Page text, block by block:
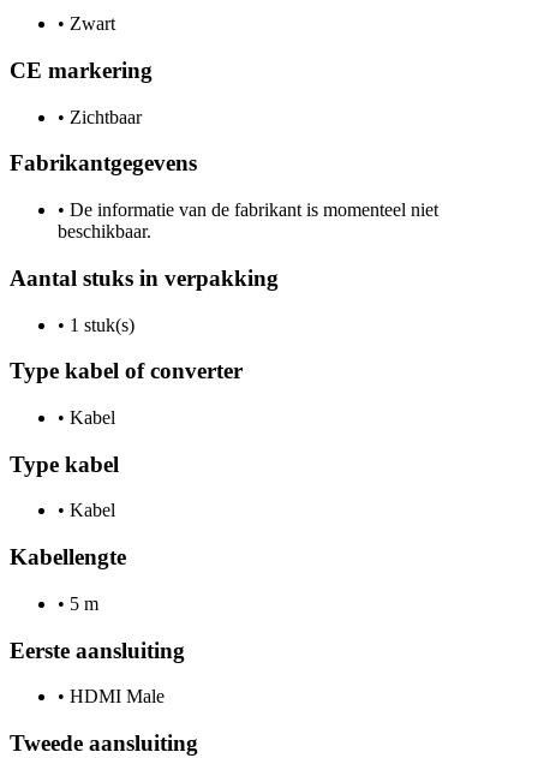
• Zwart
CE markering
• Zichtbaar
Fabrikantgegevens
• De informatie van de fabrikant is momenteel niet
beschikbaar.
Aantal stuks in verpakking
• 1 stuk(s)
Type kabel of converter
• Kabel
Type kabel
• Kabel
Kabellengte
• 5 m
Eerste aansluiting
• HDMI Male
Tweede aansluiting